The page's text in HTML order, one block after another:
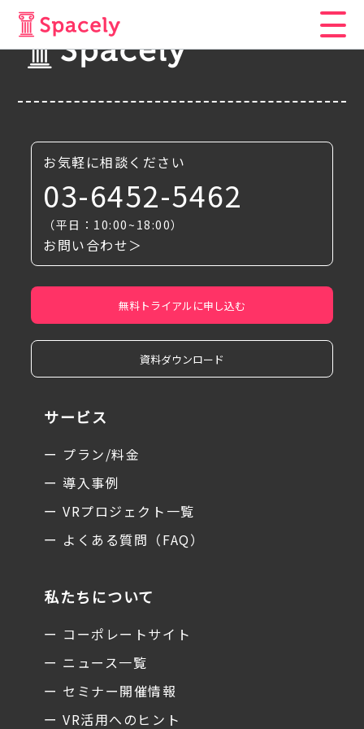
お気軽に相談ください
03-6452-5462
（平日：10:00~18:00）
お問い合わせ＞
無料トライアルに申し込む
資料ダウンロード
サービス
ー プラン/料金
ー 導入事例
ー VRプロジェクト一覧
ー よくある質問（FAQ）
私たちについて
ー コーポレートサイト
ー ニュース一覧
ー セミナー開催情報
ー VR活用へのヒント